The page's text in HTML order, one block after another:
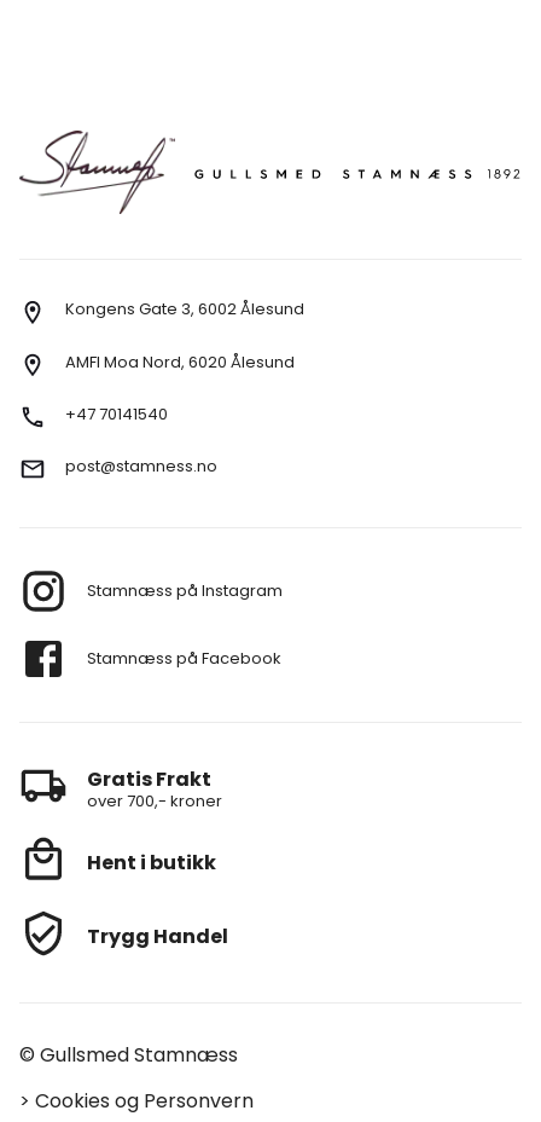
Kongens Gate 3, 6002 Ålesund
AMFI Moa Nord, 6020 Ålesund
+47 70141540
post@stamness.no
Stamnæss på Instagram
Stamnæss på Facebook
Gratis Frakt
over 700,- kroner
Hent i butikk
Trygg Handel
© Gullsmed Stamnæss
> Cookies og Personvern